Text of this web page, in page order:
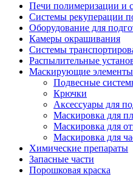
Печи полимеризации и
Системы рекуперации
Оборудование для
Камеры окрашивания
Системы
Распылительные
Маскирующие элементы
Подвесные
Крючки
Аксессуары для
Маскировка для
Маскировка для
Маскировка для
Химические препараты
Запасные части
Порошковая краска